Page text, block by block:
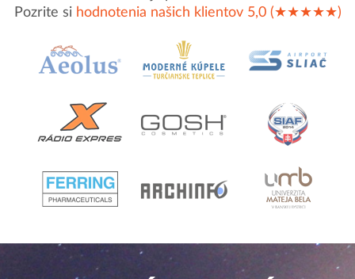
Pozrite si hodnotenia našich klientov 5,0 (★★★★★)